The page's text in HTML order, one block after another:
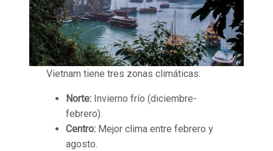
Vietnam tiene tres zonas climáticas:
Norte: Invierno frío (diciembre-
febrero).
Centro: Mejor clima entre febrero y
agosto.